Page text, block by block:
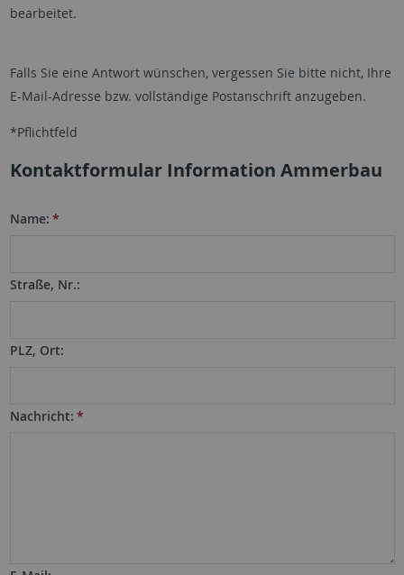
bearbeitet.
Falls Sie eine Antwort wünschen, vergessen Sie bitte nicht, Ihre
E-Mail-Adresse bzw. vollständige Postanschrift anzugeben.
*Pflichtfeld
Kontaktformular Information Ammerbau
Name: *
Straße, Nr.:
PLZ, Ort:
Nachricht: *